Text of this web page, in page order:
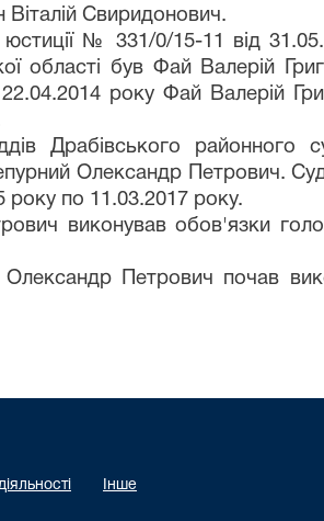
Свиридонович.
№ 331/0/15-11 від
області був Фай Валерій
року Фай Валерій
Драбівського
Олександр Петрович.
року по 11.03.2017 року.
виконував обов'язки
Петрович почав
Інше